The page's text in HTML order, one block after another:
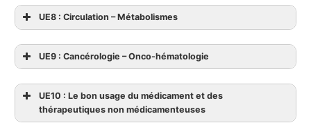
UE8 : Circulation – Métabolismes
UE9 : Cancérologie – Onco-hématologie
UE10 : Le bon usage du médicament et des
thérapeutiques non médicamenteuses